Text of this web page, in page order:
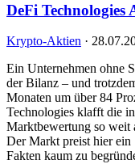
DeFi
Krypto-Aktien ·
Ein Unternehmen ohne
der Bilanz – und
Monaten um über 84
Technologies klafft die
Marktbewertung so weit
Der Markt preist hier ein
Fakten kaum zu